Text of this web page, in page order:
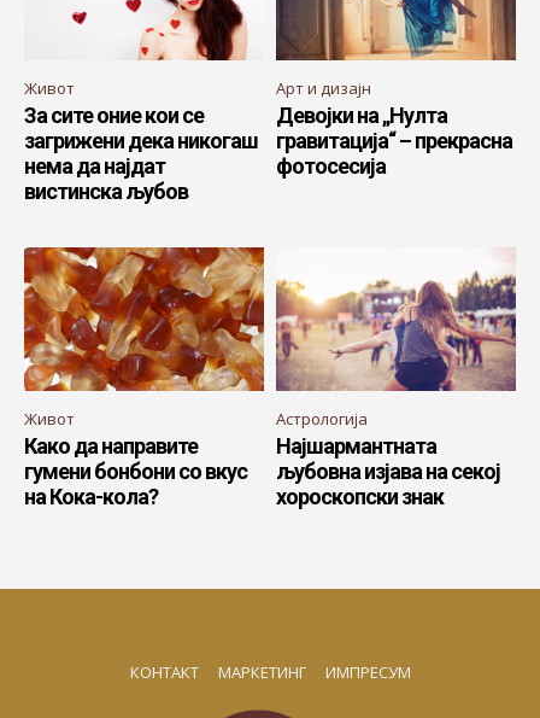
Живот
За сите оние кои се
загрижени дека никогаш
нема да најдат
вистинска љубов
Арт и дизајн
Девојки на „Нулта
гравитација“ – прекрасна
фотосесија
Живот
Како да направите
гумени бонбони со вкус
на Кока-кола?
Астрологија
Најшармантната
љубовна изјава на секој
хороскопски знак
КОНТАКТ МАРКЕТИНГ ИМПРЕСУМ